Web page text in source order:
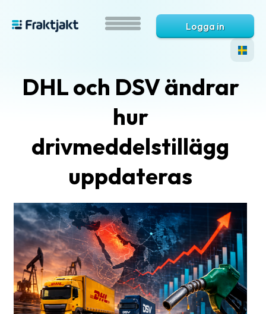
Fraktjakt?
Hjälp?
Vanliga
frågor
&
svar
Logga in
DHL och DSV ändrar
hur
drivmeddelstillägg
uppdateras